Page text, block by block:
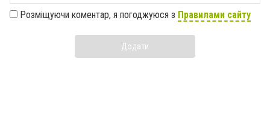
Розміщуючи коментар, я погоджуюся з Правилами сайту
Додати